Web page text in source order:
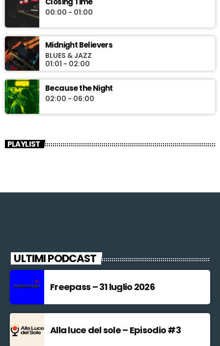
00:00 - 01:00
Midnight Believers
BLUES & JAZZ
01:01 - 02:00
Because the Night
02:00 - 06:00
PLAYLIST
ULTIMI PODCAST
Freepass – 31 luglio 2026
Alla luce del sole – Episodio #3